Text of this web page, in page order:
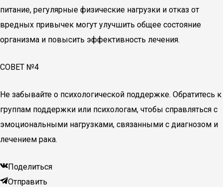
питание, регулярные физические нагрузки и отказ от
вредных привычек могут улучшить общее состояние
организма и повысить эффективность лечения.
СОВЕТ №4
Не забывайте о психологической поддержке. Обратитесь к
группам поддержки или психологам, чтобы справляться с
эмоциональными нагрузками, связанными с диагнозом и
лечением рака.
Поделиться
Отправить